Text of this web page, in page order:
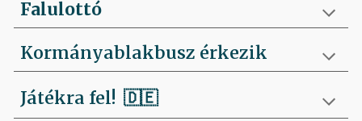
Falulottó
Kormányablakbusz érkezik
Játékra fel!🇩🇪